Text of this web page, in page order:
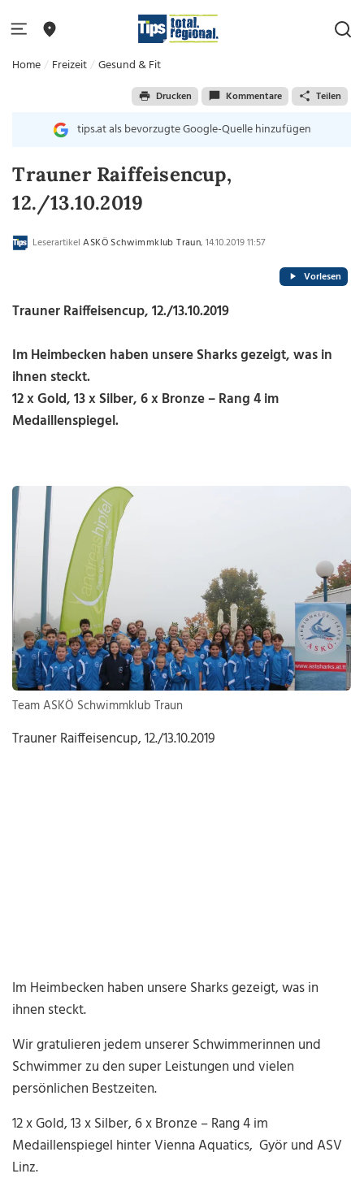
Home Freizeit Gesund & Fit
Drucken Kommentare Teilen
tips.at als bevorzugte Google-Quelle hinzufügen
Trauner Raiffeisencup,
12./13.10.2019
LeserartikelASKÖ Schwimmklub Traun, 14.10.2019 11:57
Vorlesen
Trauner Raiffeisencup, 12./13.10.2019
Im Heimbecken haben unsere Sharks gezeigt, was in
ihnen steckt.
12 x Gold, 13 x Silber, 6 x Bronze – Rang 4 im
Medaillenspiegel.
Team ASKÖ Schwimmklub Traun
Trauner Raiffeisencup, 12./13.10.2019
Im Heimbecken haben unsere Sharks gezeigt, was in
ihnen steckt.
Wir gratulieren jedem unserer Schwimmerinnen und
Schwimmer zu den super Leistungen und vielen
persönlichen Bestzeiten.
12 x Gold, 13 x Silber, 6 x Bronze – Rang 4 im
Medaillenspiegel hinter Vienna Aquatics, Györ und ASV
Linz.